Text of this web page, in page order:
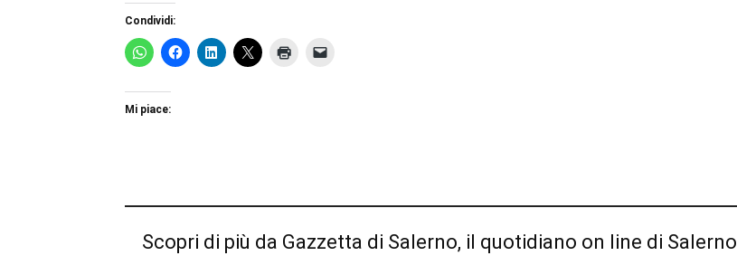
Condividi:
Mi piace:
Scopri di più da Gazzetta di Salerno, il quotidiano on line di Salerno